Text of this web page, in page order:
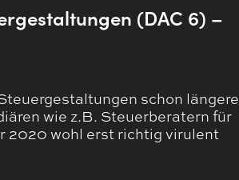
(DAC 6) –
schon längere
wie z.B. Steuerberatern für
2020 wohl erst richtig virulent